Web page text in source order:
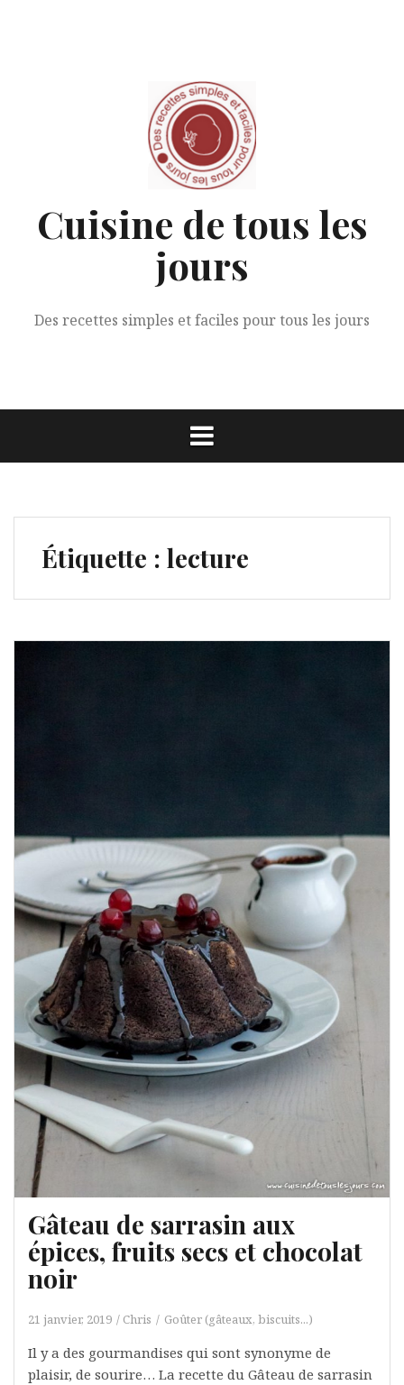
Cuisine de tous les
jours
Des recettes simples et faciles pour tous les jours
Étiquette : lecture
Gâteau de sarrasin aux
épices, fruits secs et chocolat
noir
21 janvier, 2019 Chris Goûter (gâteaux, biscuits...)
Il y a des gourmandises qui sont synonyme de
plaisir, de sourire… La recette du Gâteau de sarrasin